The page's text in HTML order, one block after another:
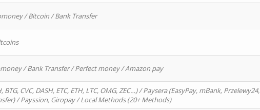
/ Bitcoin / Bank Transfer
/ Bank Transfer / Perfect money / Amazon pay
CVC, DASH, ETC, ETH, LTC, OMG, ZEC…) / Paysera (EasyPay, mBank, Przelewy24,
/ Payssion, Giropay / Local Methods (20+ Methods)